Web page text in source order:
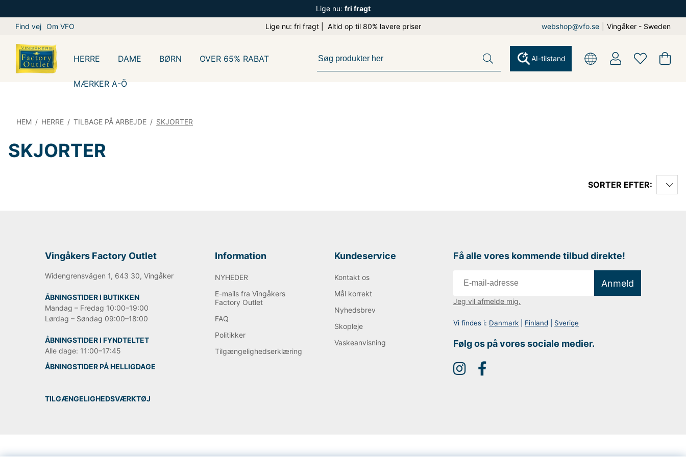
Lige nu: fri fragt
Find vej Om VFO Lige nu: fri fragt | Altid op til 80% lavere priser webshop@vfo.se Vingåker - Sweden
HERRE DAME BØRN OVER 65% RABAT
MÆRKER A-Ö
AI-tilstand
HEM / HERRE / TILBAGE PÅ ARBEJDE / SKJORTER
SKJORTER
SORTER EFTER:
Vingåkers Factory Outlet
Widengrensvägen 1, 643 30, Vingåker
ÅBNINGSTIDER I BUTIKKEN
Mandag – Fredag 10:00–19:00
Lørdag – Søndag 09:00–18:00
ÅBNINGSTIDER I FYNDTELTET
Alle dage: 11:00–17:45
ÅBNINGSTIDER PÅ HELLIGDAGE
TILGÆNGELIGHEDSVÆRKTØJ
Information
NYHEDER
E-mails fra Vingåkers
Factory Outlet
FAQ
Politikker
Tilgængelighedserklæring
Kundeservice
Kontakt os
Mål korrekt
Nyhedsbrev
Skopleje
Vaskeanvisning
Få alle vores kommende tilbud direkte!
Anmeld
Jeg vil afmelde mig.
Vi findes i: Danmark| Finland Sverige
Følg os på vores sociale medier.